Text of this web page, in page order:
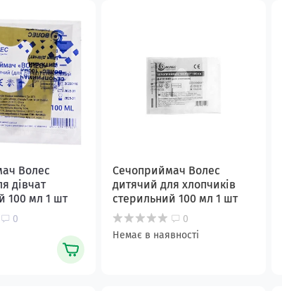
Волес
дівчат
100 мл 1 шт
0
Сечоприймач Волес
дитячий для хлопчиків
стерильний 100 мл 1 шт
0
Немає в наявності